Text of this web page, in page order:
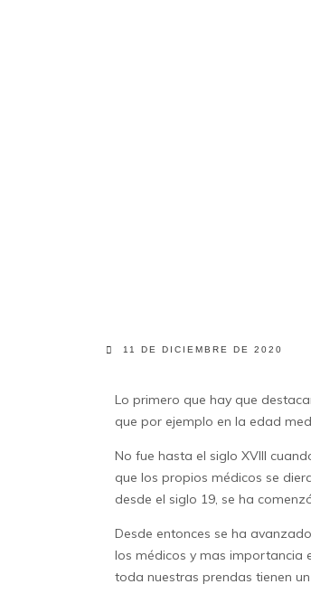
11 DE DICIEMBRE DE 2020
Lo primero que hay que
que por ejemplo en la edad
No fue hasta el siglo XVIII
que los propios médicos se
desde el siglo 19, se ha
Desde entonces se ha
los médicos y mas importancia
toda nuestras prendas tienen